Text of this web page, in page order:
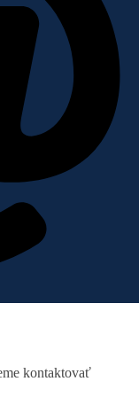
kontaktovať